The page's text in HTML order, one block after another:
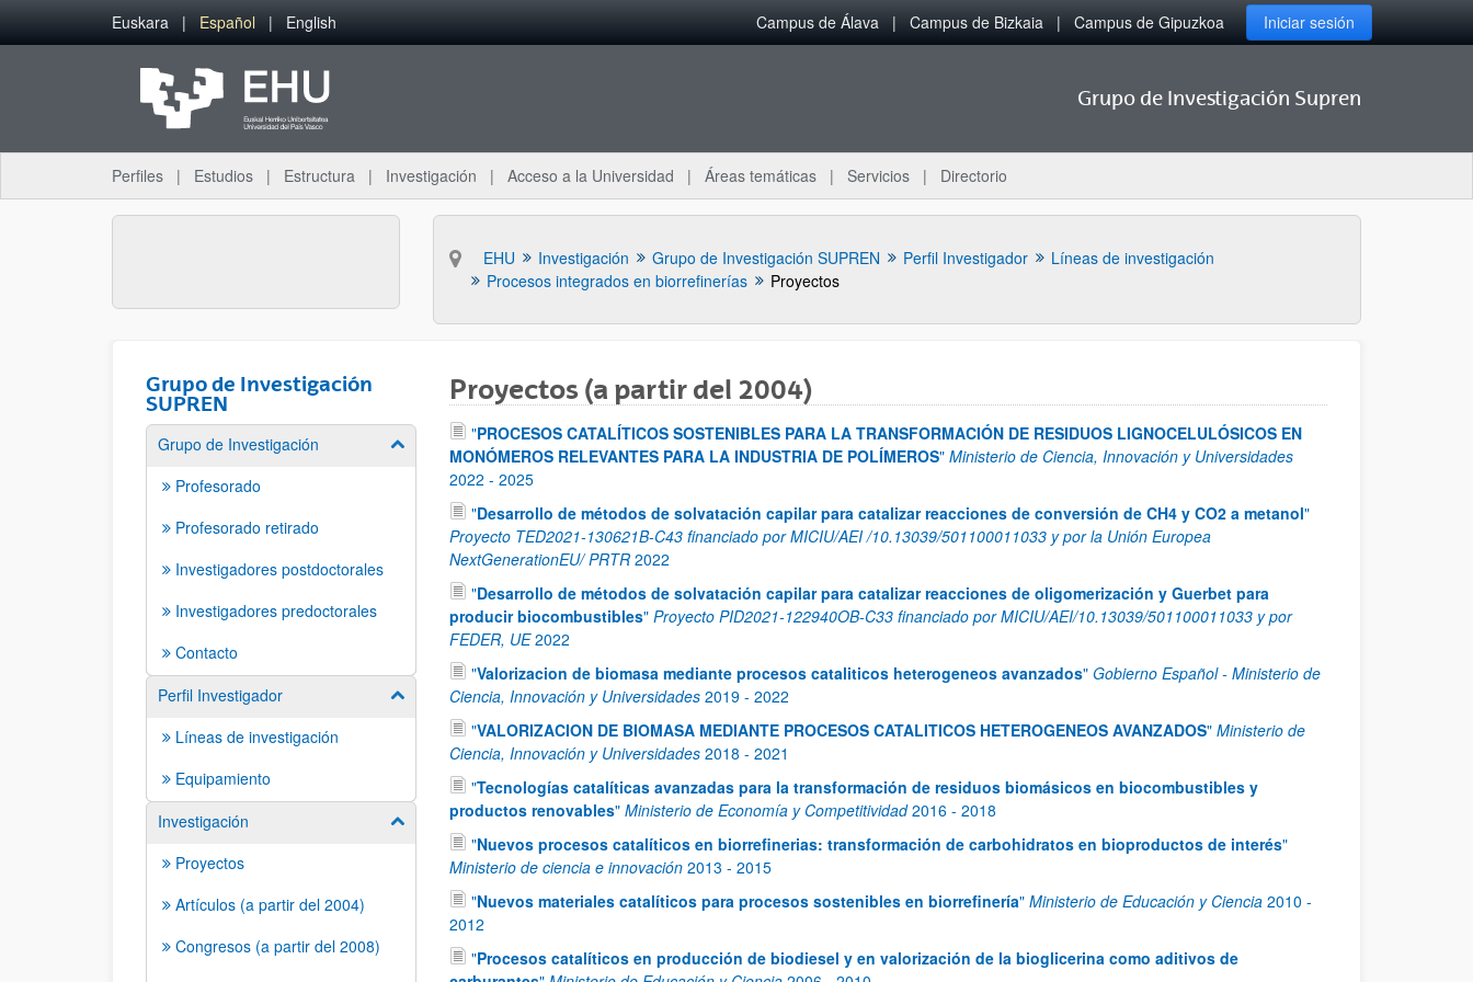
Saltar al contenido principal
Euskara Español English Campus de Álava Campus de Bizkaia Campus de Gipuzkoa Iniciar sesión
Grupo de Investigación Supren
Perfiles Estudios Estructura Investigación Acceso a la Universidad Áreas temáticas Servicios Directorio
EHU Investigación Grupo de Investigación SUPREN Perfil Investigador
Líneas de investigación
Procesos integrados en biorrefinerías
Proyectos
Grupo de Investigación
SUPREN
Grupo de Investigación Mostrar/ocultar subpáginas
Profesorado
Profesorado retirado
Investigadores postdoctorales
Investigadores predoctorales
Contacto
Perfil Investigador
Mostrar/ocultar subpáginas
Líneas de investigación
Equipamiento
Investigación
Mostrar/ocultar subpáginas
Proyectos
Artículos (a partir del 2004)
Congresos (a partir del 2008)
Proyectos (a partir del 2004)
"PROCESOS CATALÍTICOS SOSTENIBLES PARA LA TRANSFORMACIÓN DE RESIDUOS LIGNOCELULÓSICOS EN
MONÓMEROS RELEVANTES PARA LA INDUSTRIA DE POLÍMEROS" Ministerio de Ciencia, Innovación y Universidades
2022 - 2025
"Desarrollo de métodos de solvatación capilar para catalizar reacciones de conversión de CH4 y CO2 a metanol"
Proyecto TED2021-130621B-C43 financiado por MICIU/AEI /10.13039/501100011033 y por la Unión Europea
NextGenerationEU/ PRTR 2022
"Desarrollo de métodos de solvatación capilar para catalizar reacciones de oligomerización y Guerbet para
producir biocombustibles" Proyecto PID2021-122940OB-C33 financiado por MICIU/AEI/10.13039/501100011033 y por
FEDER, UE 2022
"Valorizacion de biomasa mediante procesos cataliticos heterogeneos avanzados" Gobierno Español - Ministerio de
Ciencia, Innovación y Universidades 2019 - 2022
"VALORIZACION DE BIOMASA MEDIANTE PROCESOS CATALITICOS HETEROGENEOS AVANZADOS" Ministerio de
Ciencia, Innovación y Universidades 2018 - 2021
"Tecnologías catalíticas avanzadas para la transformación de residuos biomásicos en biocombustibles y
productos renovables" Ministerio de Economía y Competitividad 2016 - 2018
"Nuevos procesos catalíticos en biorrefinerias: transformación de carbohidratos en bioproductos de interés"
Ministerio de ciencia e innovación 2013 - 2015
"Nuevos materiales catalíticos para procesos sostenibles en biorrefinería" Ministerio de Educación y Ciencia 2010 -
2012
"Procesos catalíticos en producción de biodiesel y en valorización de la bioglicerina como aditivos de